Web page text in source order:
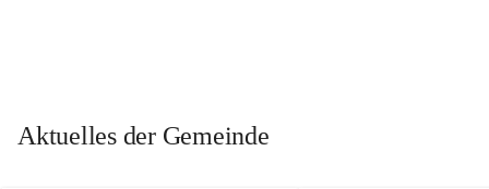
Aktuelles der Gemeinde